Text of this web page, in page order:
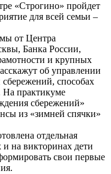
«Строгино» пройдет
для всей семьи ‒
от Центра
Банка России,
и крупных
об управлении
способах
практикуме
сбережений»
из «зимней спячки»
отдельная
на викторинах дети
свои первые